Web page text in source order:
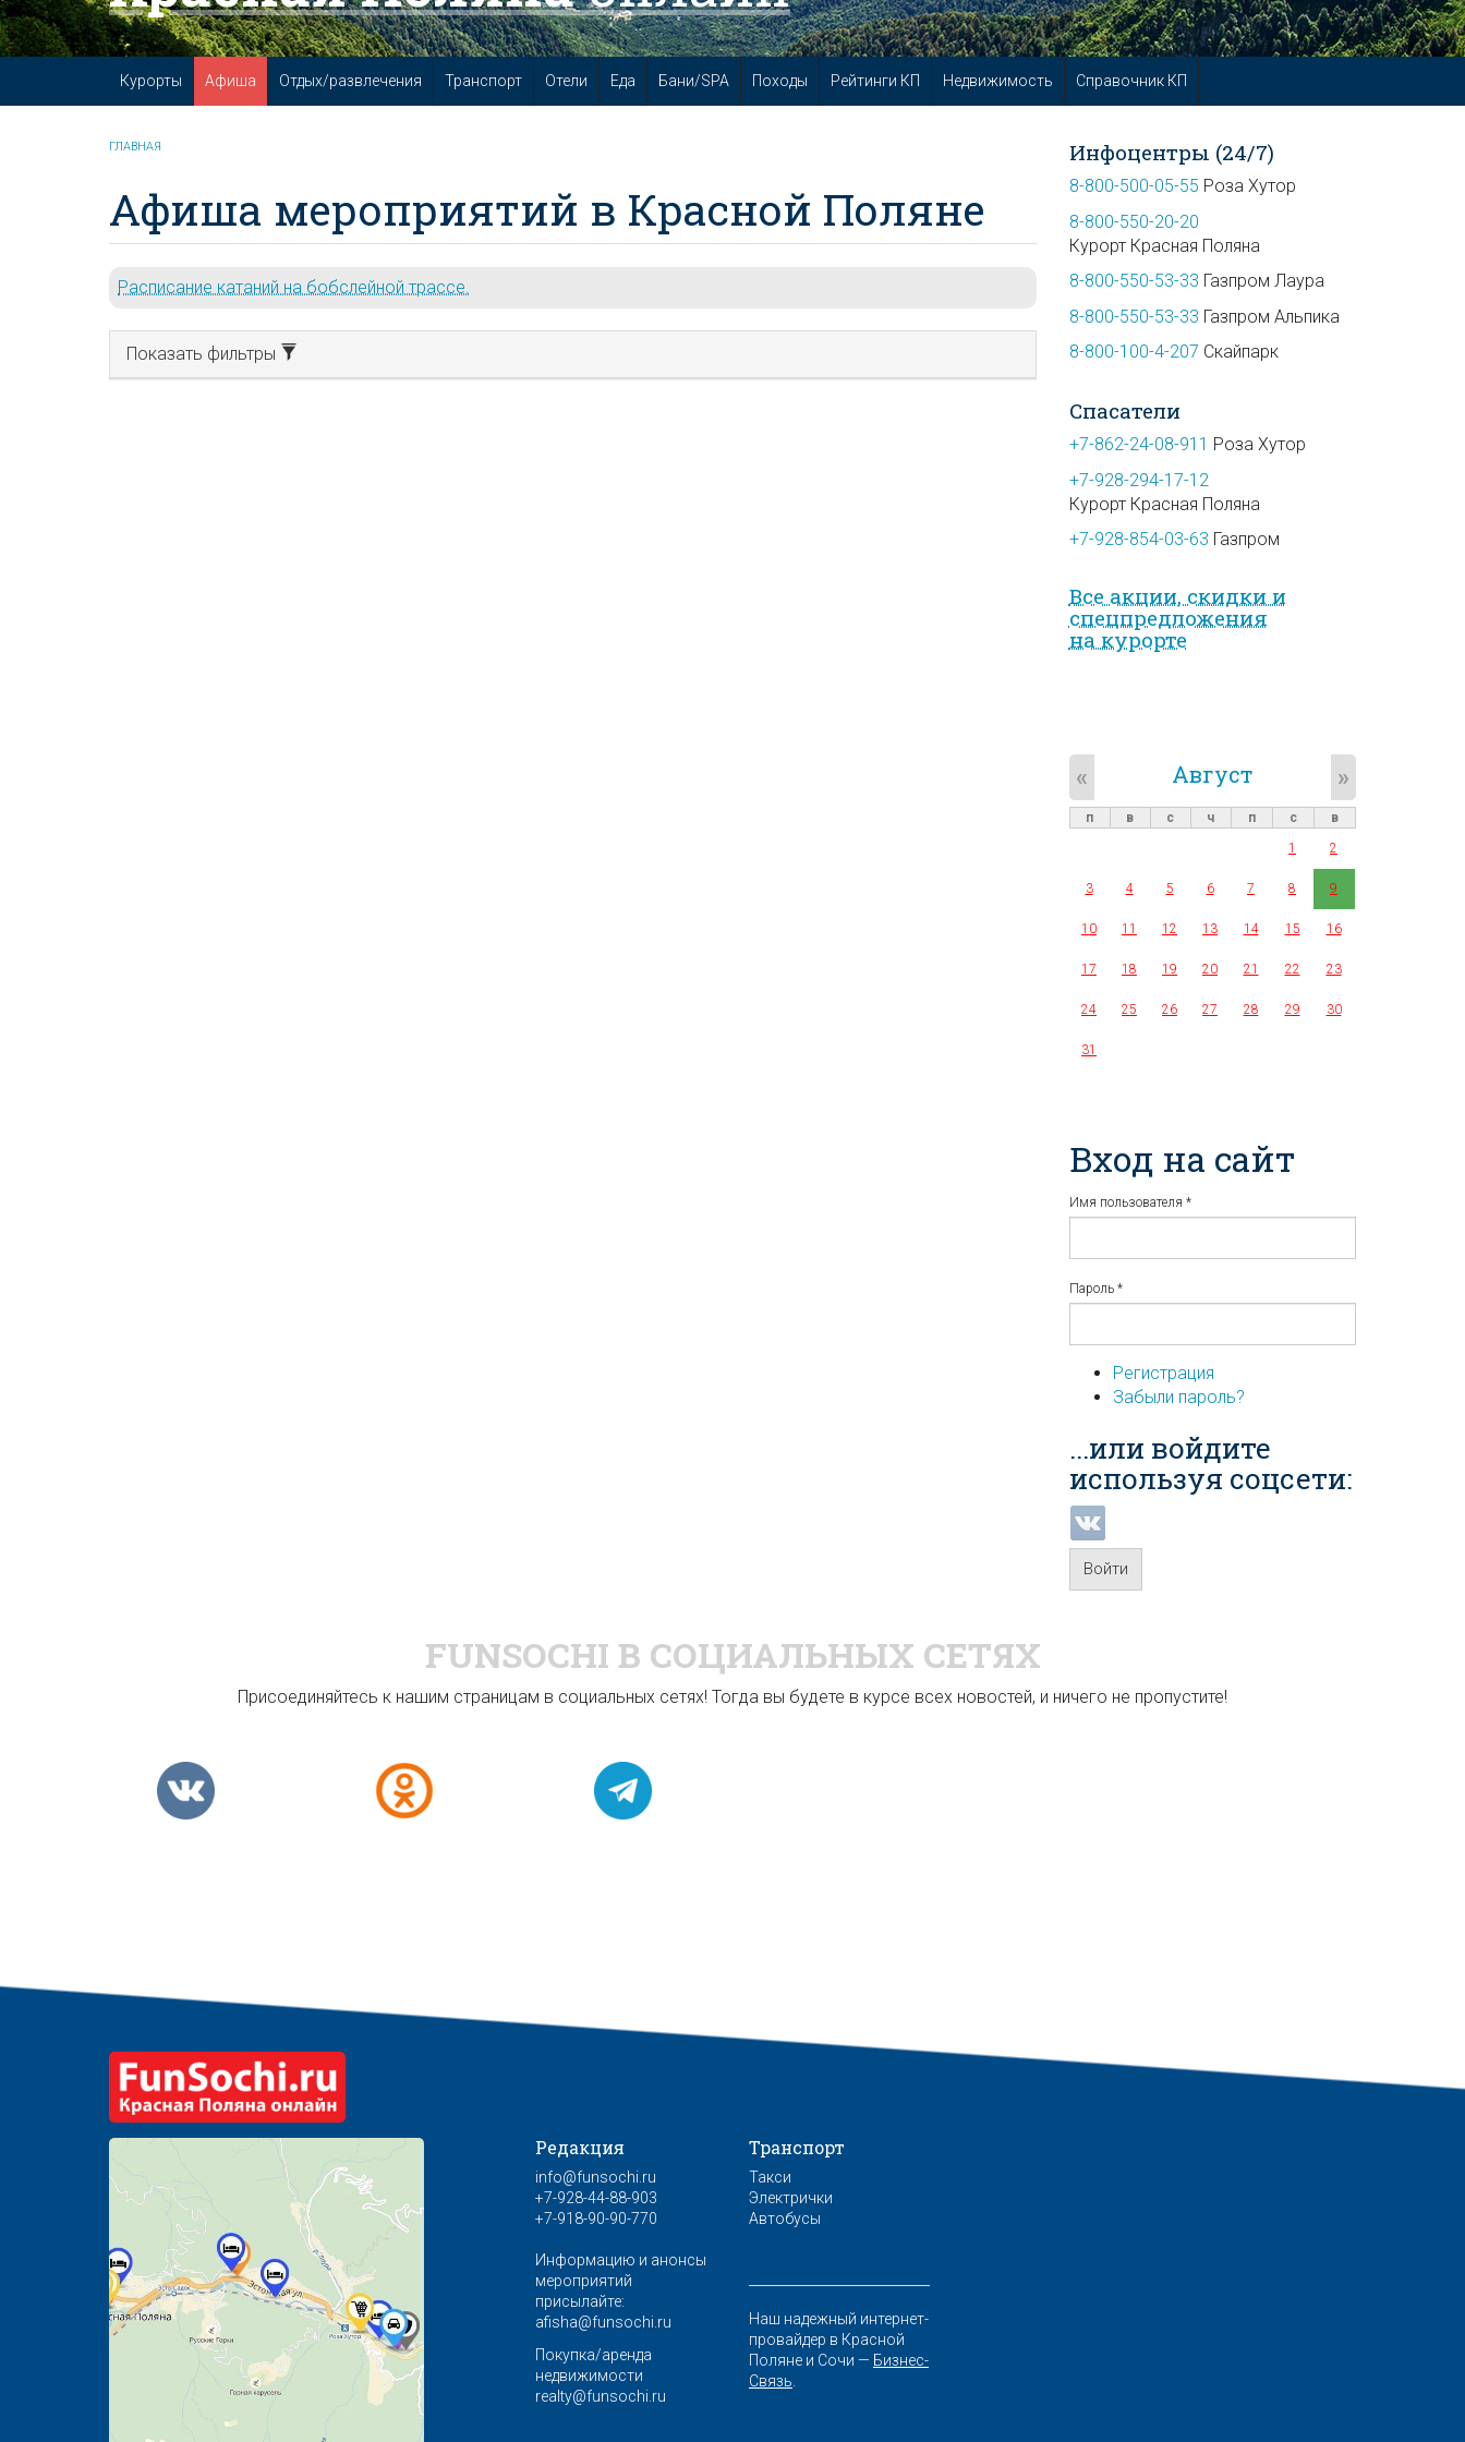
Курорты Афиша Отдых/развлечения Транспорт Отели Еда Бани/SPA Походы Рейтинги КП Недвижимость Справочник КП
ГЛАВНАЯ
Афиша мероприятий в Красной Поляне
Расписание катаний на бобслейной трассе.
Показать фильтры
Инфоцентры (24/7)
8-800-500-05-55 Роза Хутор
8-800-550-20-20
Курорт Красная Поляна
8-800-550-53-33 Газпром Лаура
8-800-550-53-33 Газпром Альпика
8-800-100-4-207 Скайпарк
Спасатели
+7-862-24-08-911 Роза Хутор
+7-928-294-17-12
Курорт Красная Поляна
+7-928-854-03-63 Газпром
Все акции, скидки и
спец­предложе­ния
на курорте
Август
« »
п в с ч п с
в
1
2
3 4 5 6 7 8 9
10 11 12 13 14 15 16
17 18 19 20 21 22 23
24 25 26 27 28 29 30
31
Вход на сайт
Имя пользователя *
Пароль *
Регистрация
Забыли пароль?
...или войдите
используя соцсети:
Войти
FUNSOCHI В СОЦИАЛЬНЫХ СЕТЯХ
Присоединяйтесь к нашим страницам в социальных сетях! Тогда вы будете в курсе всех новостей, и ничего не пропустите!
Редакция
info@funsochi.ru
+7-928-44-88-903
+7-918-90-90-770
Информацию и анонсы
мероприятий
присылайте:
afisha@funsochi.ru
Покупка/аренда
недвижимости
realty@funsochi.ru
Транспорт
Такси
Электрички
Автобусы
Наш надежный интернет-
провайдер в Красной
Поляне и Сочи — Бизнес-
Связь